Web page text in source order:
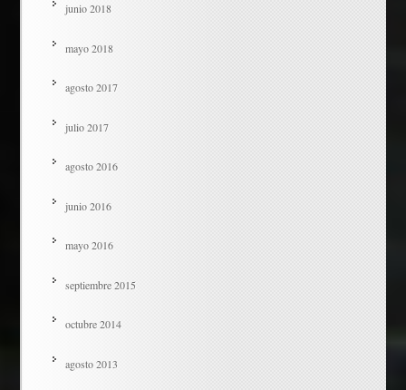
junio 2018
mayo 2018
agosto 2017
julio 2017
agosto 2016
junio 2016
mayo 2016
septiembre 2015
octubre 2014
agosto 2013